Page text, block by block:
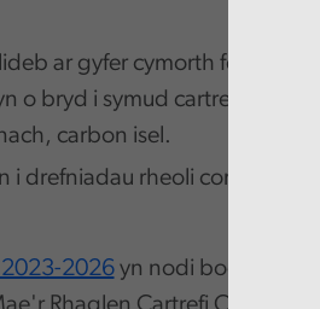
ar gyfer cymorth fesul
o bryd i symud cartrefi i
carbon isel.
drefniadau rheoli contractau
2026yn nodi bod